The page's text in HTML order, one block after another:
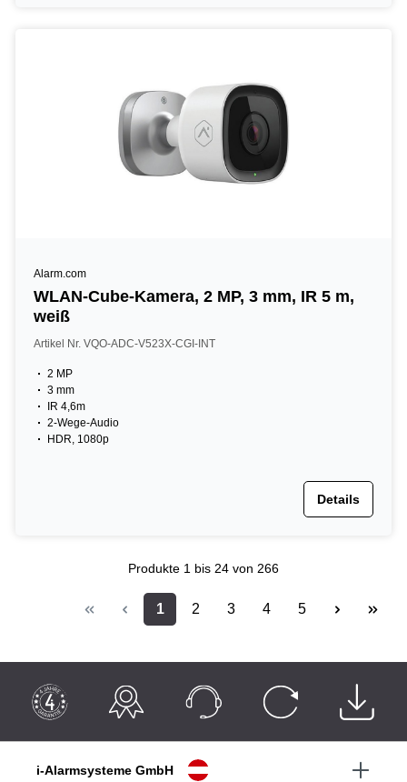
Alarm.com
WLAN-Cube-Kamera, 2 MP, 3 mm, IR 5 m,
weiß
Artikel Nr. VQO-ADC-V523X-CGI-INT
2 MP
3 mm
IR 4,6m
2-Wege-Audio
HDR, 1080p
Details
Produkte 1 bis 24 von 266
1 2 3 4 5
i-Alarmsysteme GmbH